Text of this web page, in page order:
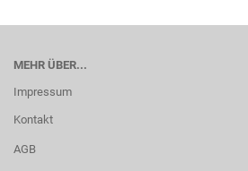
MEHR ÜBER...
Impressum
Kontakt
AGB